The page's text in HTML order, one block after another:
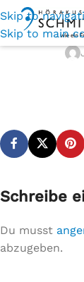
Skip to
Skip to main
Schreibe
Du musst
abzugeben.